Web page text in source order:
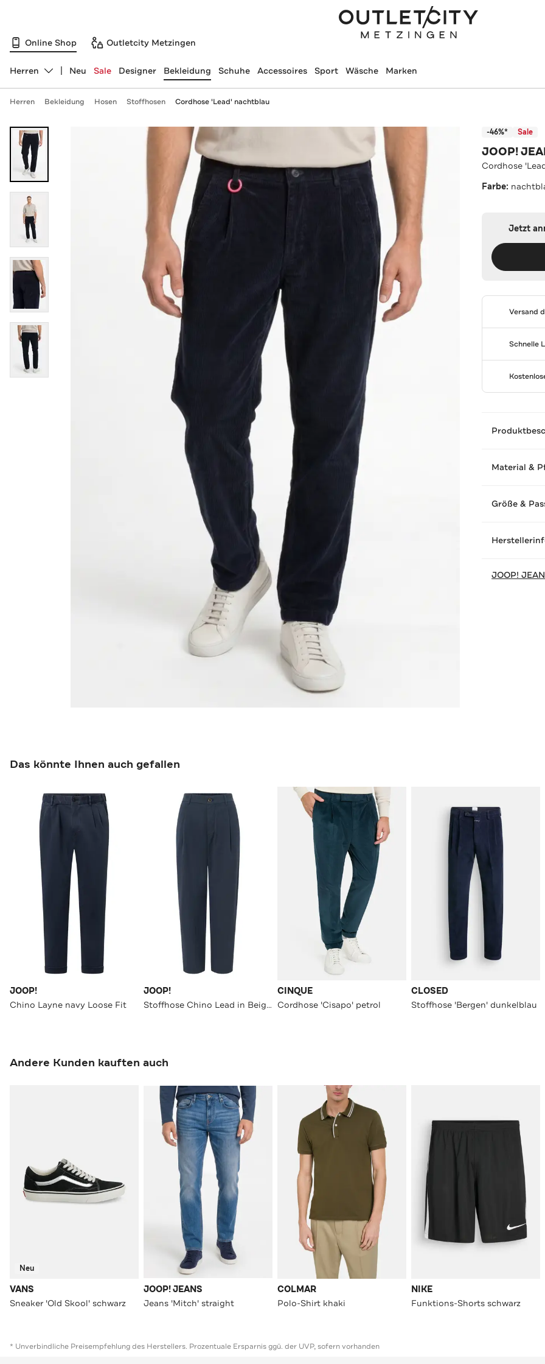
Online Shop Outletcity Metzingen
Abteilung ändern, ausgewählt:
Herren Neu Sale Designer Bekleidung Schuhe Accessoires Sport Wäsche Marken
Herren Bekleidung Hosen Stoffhosen Cordhose 'Lead' nachtblau
-46%* Sale
JOOP!
Cordhose
Farbe:
Jetzt
Versand
Schnelle
Material &
Größe &
JOOP!
Das könnte Ihnen auch gefallen
JOOP!
Chino Layne navy Loose Fit
JOOP!
Stoffhose Chino Lead in Beige navy Loose Fit
CINQUE
Cordhose 'Cisapo' petrol
CLOSED
Stoffhose 'Bergen' dunkelblau
Andere Kunden kauften auch
Neu
VANS
Sneaker 'Old Skool' schwarz
JOOP! JEANS
Jeans 'Mitch' straight
COLMAR
Polo-Shirt khaki
NIKE
Funktions-Shorts schwarz
* Unverbindliche Preisempfehlung des Herstellers. Prozentuale Ersparnis ggü. der UVP, sofern vorhanden